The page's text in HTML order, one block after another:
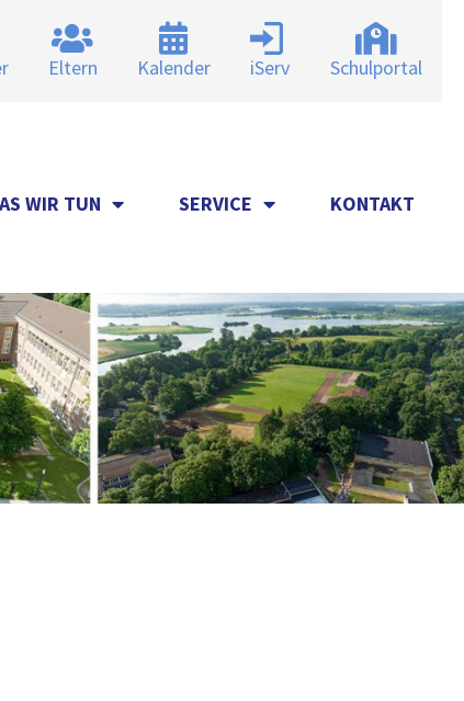
Eltern Kalender iServ Schulportal
WIR TUN SERVICE KONTAKT